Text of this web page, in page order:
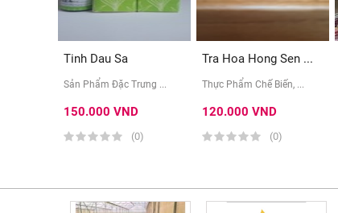
Tinh Dau Sa
Sản Phẩm Đặc Trưng ...
150.000 VND
(0)
Tra Hoa Hong Sen ...
Thực Phẩm Chế Biến, ...
120.000 VND
(0)